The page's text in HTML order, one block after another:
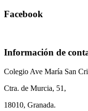
Facebook
Información de
Colegio Ave María San
Ctra. de Murcia, 51,
18010, Granada.